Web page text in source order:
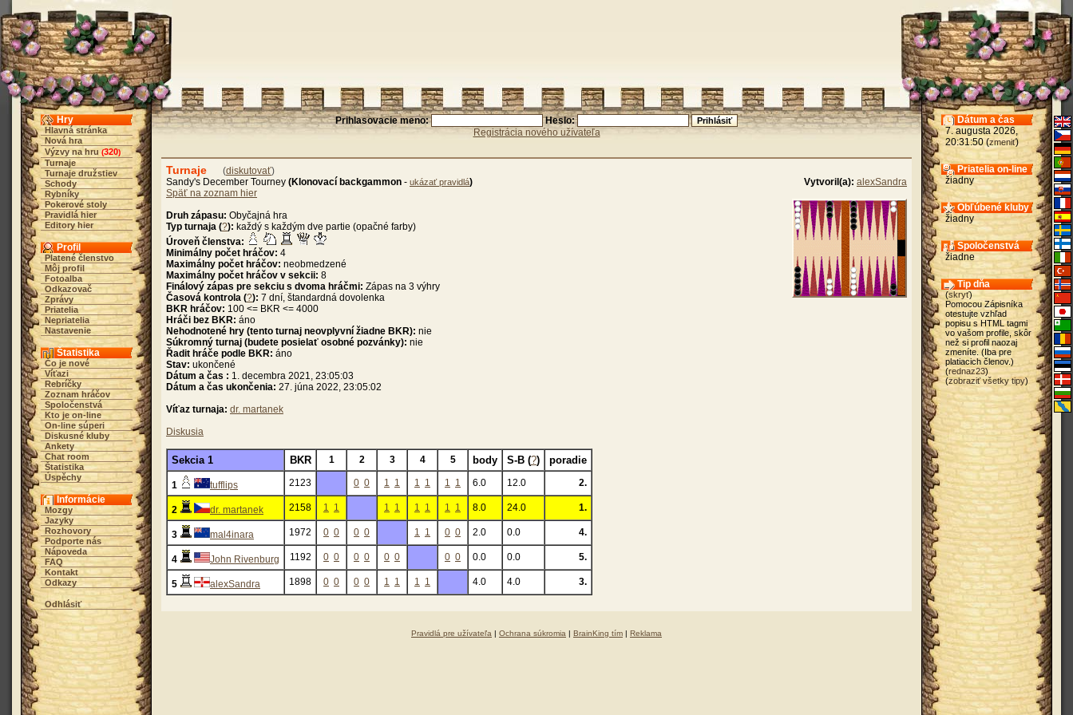
Hry
Hlavná stránka
Nová hra
Výzvy na hru (320)
Turnaje
Turnaje družstiev
Schody
Rybníky
Pokerové stoly
Pravidlá hier
Editory hier
Profil
Platené členstvo
Môj profil
Fotoalba
Odkazovač
Zprávy
Priatelia
Nepriatelia
Nastavenie
Štatistika
Čo je nové
Víťazi
Rebríčky
Zoznam hráčov
Spoločenstvá
Kto je on-line
On-line súperi
Diskusné kluby
Ankety
Chat room
Štatistika
Úspěchy
Informácie
Mozgy
Jazyky
Rozhovory
Podporte nás
Nápoveda
FAQ
Kontakt
Odkazy
Odhlásiť
Prihlasovacie meno:
Heslo:
Registrácia nového užívateľa
Turnaje (diskutovať)
Vytvoril(a): alexSandra
Sandy's December Tourney (Klonovací backgammon - ukázať pravidlá)
Späť na zoznam hier
Druh zápasu: Obyčajná hra
Typ turnaja (?): každý s každým dve partie (opačné farby)
Úroveň členstva:
Minimálny počet hráčov: 4
Maximálny počet hráčov: neobmedzené
Maximálny počet hráčov v sekcii: 8
Finálový zápas pre sekciu s dvoma hráčmi: Zápas na 3 výhry
Časová kontrola (?): 7 dní, štandardná dovolenka
BKR hráčov: 100 <= BKR <= 4000
Hráči bez BKR: áno
Nehodnotené hry (tento turnaj neovplyvní žiadne BKR): nie
Súkromný turnaj (budete posielať osobné pozvánky): nie
Řadit hráče podle BKR: áno
Stav: ukončené
Dátum a čas : 1. decembra 2021, 23:05:03
Dátum a čas ukončenia: 27. júna 2022, 23:05:02
Víťaz turnaja: dr. martanek
Diskusia
Sekcia 1 BKR 1 2 3 4 5 body S-B (?) poradie
1 tufflips 2123 0 0 1 1 1 1 1 1 6.0 12.0 2.
2 dr. martanek 2158 1 1 1 1 1 1 1 1 8.0 24.0 1.
3 mal4inara 1972 0 0 0 0 1 1 0 0 2.0 0.0 4.
4 John Rivenburg 1192 0 0 0 0 0 0 0 0 0.0 0.0 5.
5 alexSandra 1898 0 0 0 0 1 1 1 1 4.0 4.0 3.
Pravidlá pre užívateľa | Ochrana súkromia | BrainKing tím | Reklama
Dátum a čas
7. augusta 2026,
20:31:50 (zmeniť)
Priatelia on-line
žiadny
Obľúbené kluby
žiadny
Spoločenstvá
žiadne
Tip dňa
(skryť)
Pomocou Zápisníka
otestujte vzhľad
popisu s HTML tagmi
vo vašom profile, skôr
než si profil naozaj
zmeníte. (Iba pre
platiacich členov.)
(rednaz23)
(zobraziť všetky tipy)